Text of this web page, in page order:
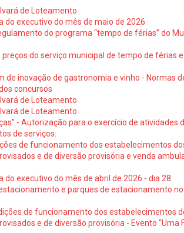
de Loteamento
do executivo do mês de maio de 2026
do programa “tempo de férias” do
do serviço municipal de tempo de férias
de inovação de gastronomia e vinho - Normas
concursos
de Loteamento
de Loteamento
- Autorização para o exercício de
de serviços:
de funcionamento dos estabelecimentos
e de diversão provisória e venda
do executivo do mês de abril de 2026 - dia 28
e parques de estacionamento
de funcionamento dos estabelecimentos
e de diversão provisória - Evento “Uma